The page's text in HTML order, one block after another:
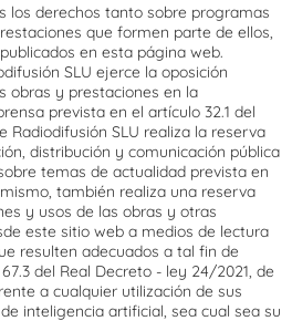
los derechos tanto sobre programas
que formen parte de ellos,
en esta página web.
SLU ejerce la oposición
obras y prestaciones en la
prevista en el artículo 32.1 del
Radiodifusión SLU realiza la reserva
distribución y comunicación pública
temas de actualidad prevista en
también realiza una reserva
y usos de las obras y otras
este sitio web a medios de lectura
resulten adecuados a tal fin de
del Real Decreto - ley 24/2021, de
a cualquier utilización de sus
inteligencia artificial, sea cual sea su